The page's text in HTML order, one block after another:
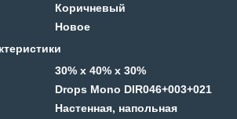
Коричневый
Новое
30% х 40% х 30%
Drops Mono DIR046+003+021
Настенная, напольная